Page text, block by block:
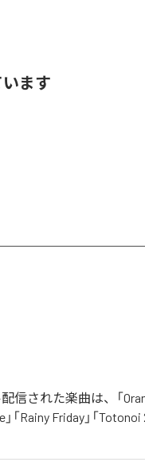
ます
された楽曲は、「
「Rainy Friday」「Totonoi